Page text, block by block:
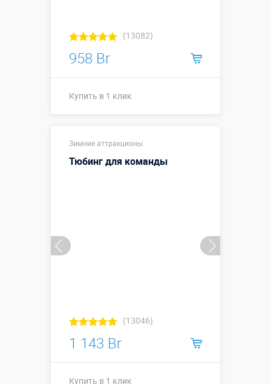
(13082)
958 Br
Купить в 1 клик
Зимние аттракционы
Тюбинг для команды
(13046)
1 143 Br
Купить в 1 клик